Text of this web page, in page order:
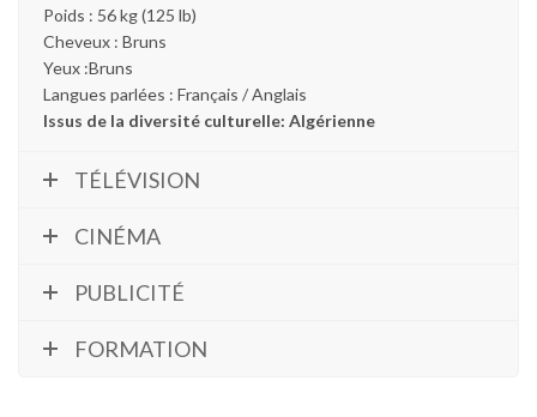
Poids : 56 kg (125 lb)
Cheveux : Bruns
Yeux :Bruns
Langues parlées : Français / Anglais
Issus de la diversité culturelle: Algérienne
TÉLÉVISION
CINÉMA
PUBLICITÉ
FORMATION